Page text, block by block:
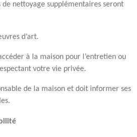
de nettoyage supplémentaires seront
d’art.
à la maison pour l’entretien ou
votre vie privée.
de la maison et doit informer ses